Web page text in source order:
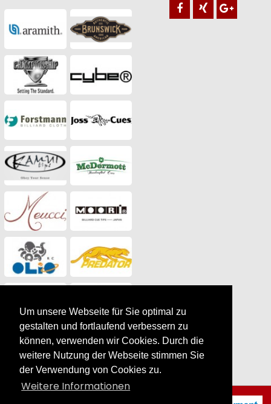
Um unsere Webseite für Sie optimal zu
gestalten und fortlaufend verbessern zu
können, verwenden wir Cookies. Durch die
weitere Nutzung der Webseite stimmen Sie
der Verwendung von Cookies zu.
Weitere Informationen